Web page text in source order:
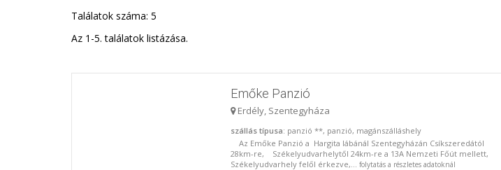
Találatok száma: 5
Az 1-5. találatok listázása.
Emőke Panzió
Erdély, Szentegyháza
szállás típusa: panzió **, panzió, magánszálláshely
Az Emőke Panzió a Hargita lábánál Szentegyházán Csíkszeredától
28km-re, Székelyudvarhelytől 24km-re a 13A Nemzeti Főút mellett,
Székelyudvarhely felől érkezve,... folytatás a részletes adatoknál